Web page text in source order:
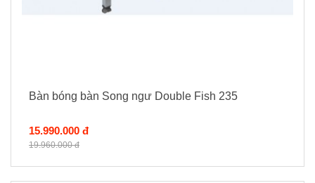
Bàn bóng bàn Song ngư Double Fish 235
15.990.000 đ
19.960.000 đ